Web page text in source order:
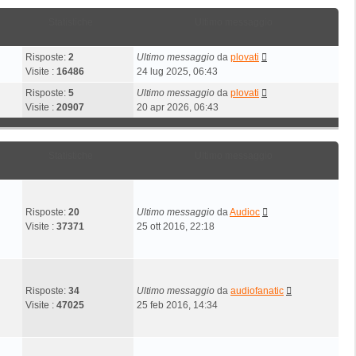
Risposte: 2
Visite : 16486
Ultimo messaggio da plovati
24 lug 2025, 06:43
Risposte: 5
Visite : 20907
Ultimo messaggio da plovati
20 apr 2026, 06:43
Risposte: 20
Visite : 37371
Ultimo messaggio daAudioc
25 ott 2016, 22:18
Risposte: 34
Visite : 47025
Ultimo messaggio da audiofanatic
25 feb 2016, 14:34